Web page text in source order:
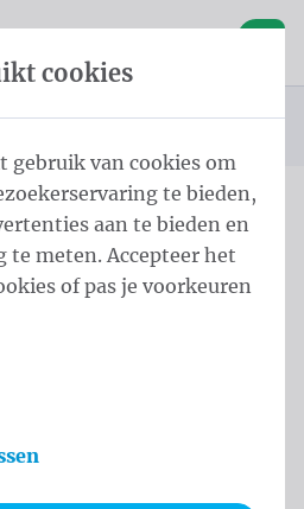
Vlag Letland 200x300 cm
200x300 cm
cookies
gebruik van cookies om
te bieden,
aan te bieden en
te meten. Accepteer het
of pas je voorkeuren